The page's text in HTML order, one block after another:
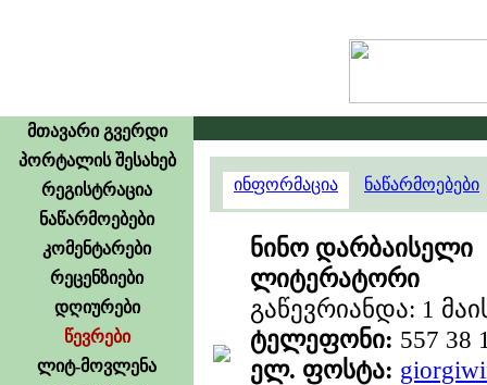
მთავარი გვერდი
პორტალის შესახებ
რეგისტრაცია
ნაწარმოებები
კომენტარები
რეცენზიები
დღიურები
წევრები
ლიტ-მოვლენა
ინფორმაცია ნაწარმოებები
ნინო დარბაისელი
ლიტერატორი
გაწევრიანდა: 1
ტელეფონი: 557 38
ელ. ფოსტა: